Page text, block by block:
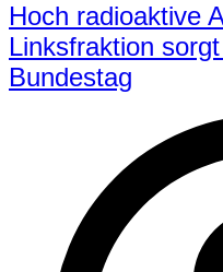
Hoch radioaktive
Linksfraktion
Bundestag